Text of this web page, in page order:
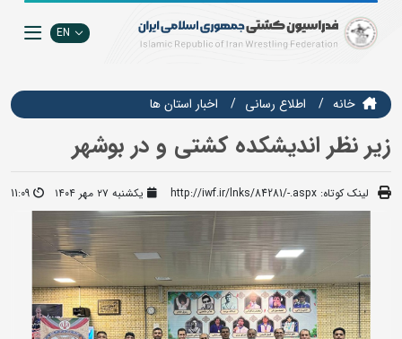
EN
خانه اطلاع رسانی اخبار استان ها
زیر نظر اندیشکده کشتی و در بوشهر
لینک کوتاه: http://iwf.ir/lnks/84281/-.aspx یکشنبه ۲۷ مهر ۱۴۰۴ 11:09